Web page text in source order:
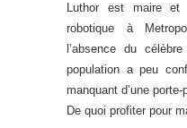
Luthor est maire
robotique à
l’absence du
population a peu
manquant d’une
De quoi profiter pour